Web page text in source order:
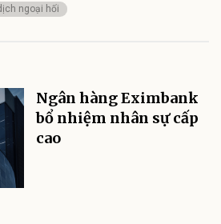
ngoại hối
Ngân hàng Eximbank
bổ nhiệm nhân sự cấp
cao